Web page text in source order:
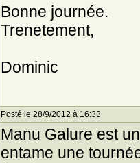
Bonne journée.
Trenetement,
Dominic
Posté le 28/9/2012 à 16:33
Manu Galure est
entame une